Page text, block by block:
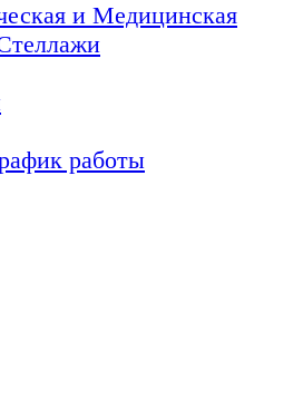
и Медицинская
работы